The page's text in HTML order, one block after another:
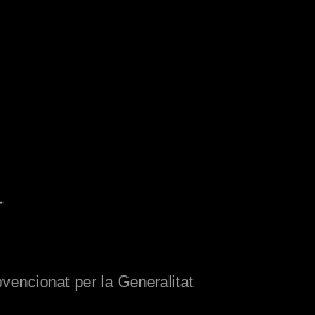
per la Generalitat